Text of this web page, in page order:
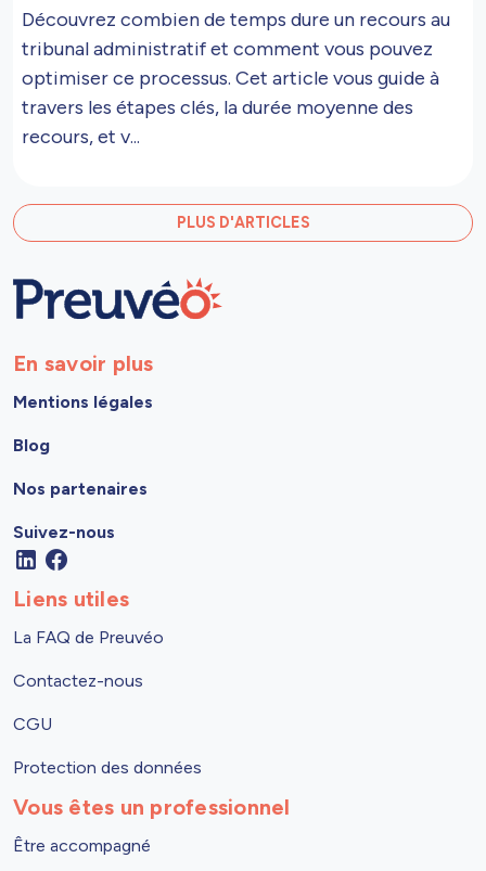
Découvrez combien de temps dure un recours au
tribunal administratif et comment vous pouvez
optimiser ce processus. Cet article vous guide à
travers les étapes clés, la durée moyenne des
recours, et v...
PLUS D'ARTICLES
En savoir plus
Mentions légales
Blog
Nos partenaires
Suivez-nous
Liens utiles
La FAQ de Preuvéo
Contactez-nous
CGU
Protection des données
Vous êtes un professionnel
Être accompagné